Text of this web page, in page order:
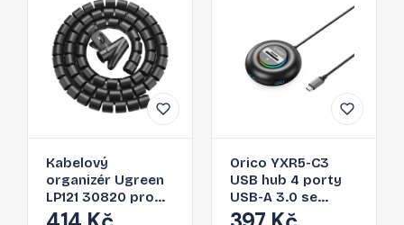
Kabelový
organizér Ugreen
LP121 30820 pro
kabely - černá
Orico YXR5-C3
USB hub 4 porty
USB-A 3.0 se
čtečkou SD a